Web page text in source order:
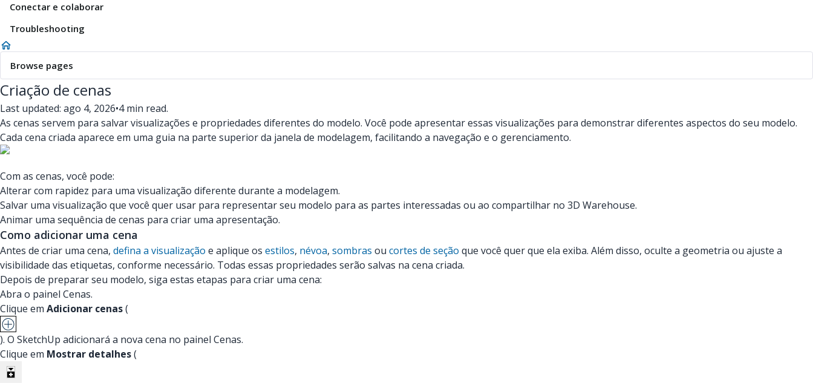
Conectar e colaborar
Troubleshooting
Browse pages
Criação de cenas
Last updated: ago 4, 2026•4 min read.
As cenas servem para salvar visualizações e propriedades diferentes do modelo. Você pode apresentar essas visualizações para demonstrar diferentes aspectos do seu modelo.
Cada cena criada aparece em uma guia na parte superior da janela de modelagem, facilitando a navegação e o gerenciamento.
Com as cenas, você pode:
Alterar com rapidez para uma visualização diferente durante a modelagem.
Salvar uma visualização que você quer usar para representar seu modelo para as partes interessadas ou ao compartilhar no 3D Warehouse.
Animar uma sequência de cenas para criar uma apresentação.
Como adicionar uma cena
Antes de criar uma cena, defina a visualização e aplique os estilos, névoa, sombras ou cortes de seção que você quer que ela exiba. Além disso, oculte a geometria ou ajuste a
visibilidade das etiquetas, conforme necessário. Todas essas propriedades serão salvas na cena criada.
Depois de preparar seu modelo, siga estas etapas para criar uma cena:
Abra o painel Cenas.
Clique em Adicionar cenas(
). O SketchUp adicionará a nova cena no painel Cenas.
Clique em Mostrar detalhes(